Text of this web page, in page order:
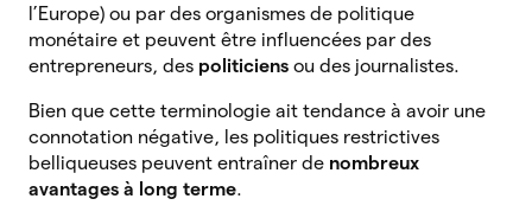
l’Europe) ou par des organismes de politique
monétaire et peuvent être influencées par des
entrepreneurs, des politiciens ou des journalistes.
Bien que cette terminologie ait tendance à avoir une
connotation négative, les politiques restrictives
belliqueuses peuvent entraîner de nombreux
avantages à long terme.